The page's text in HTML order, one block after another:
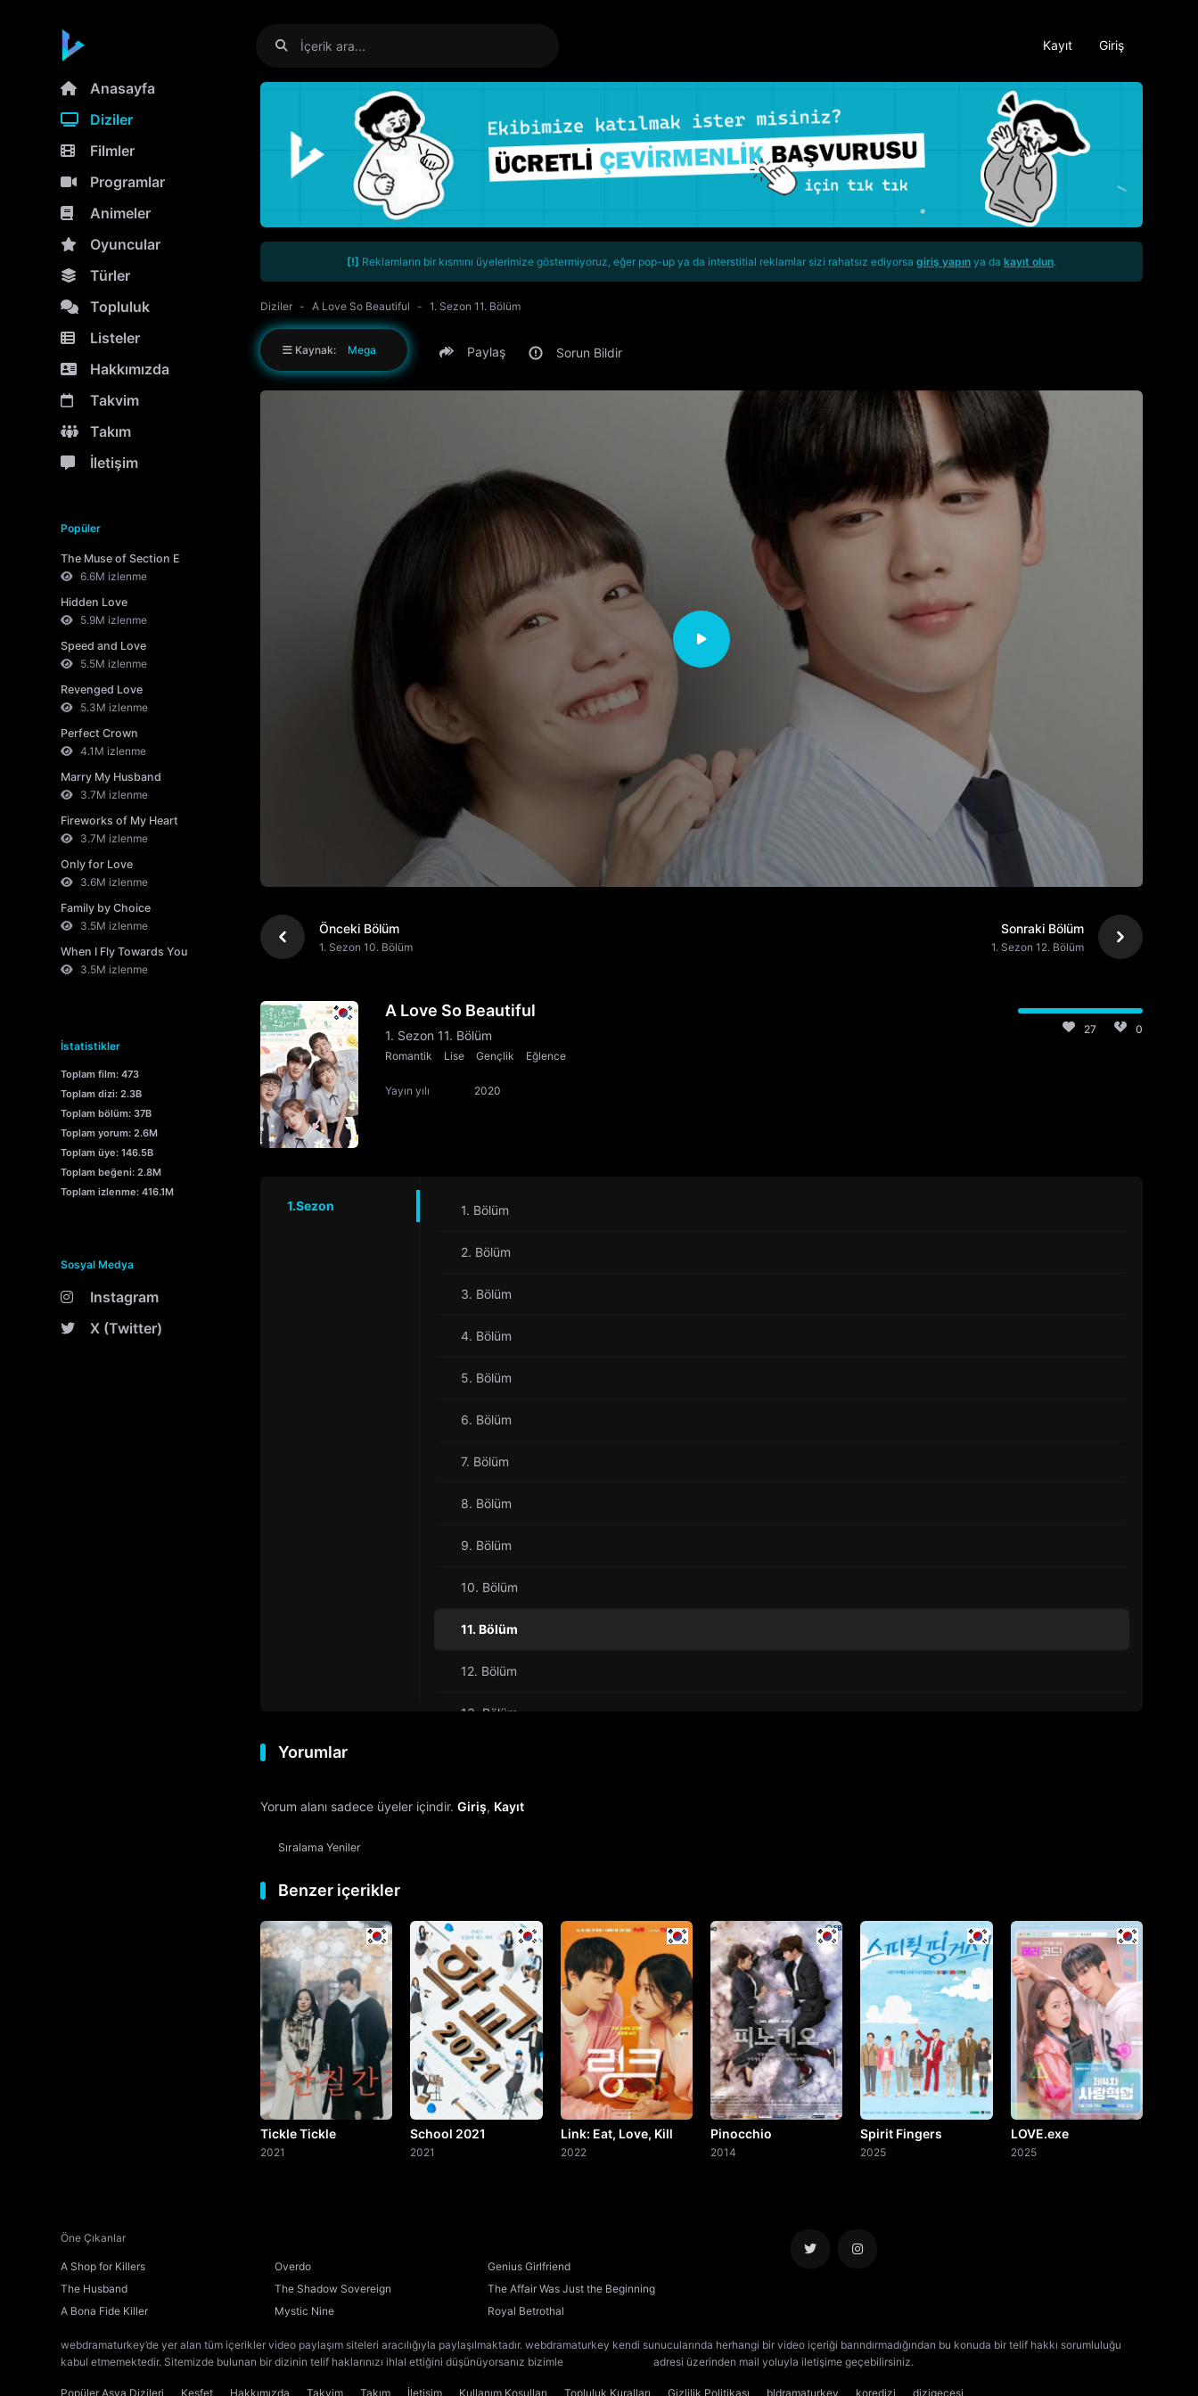
Kayıt Giriş
Anasayfa
Diziler
Filmler
Programlar
Animeler
Oyuncular
Türler
Topluluk
Listeler
Hakkımızda
Takvim
Takım
İletişim
Popüler
The Muse of Section E
6.6M izlenme
Hidden Love
5.9M izlenme
Speed and Love
5.5M izlenme
Revenged Love
5.3M izlenme
Perfect Crown
4.1M izlenme
Marry My Husband
3.7M izlenme
Fireworks of My Heart
3.7M izlenme
Only for Love
3.6M izlenme
Family by Choice
3.5M izlenme
When I Fly Towards You
3.5M izlenme
İstatistikler
Toplam film: 473
Toplam dizi: 2.3B
Toplam bölüm: 37B
Toplam yorum: 2.6M
Toplam üye: 146.5B
Toplam beğeni: 2.8M
Toplam izlenme: 416.1M
Sosyal Medya
Instagram
X (Twitter)
[!] Reklamların bir kısmını üyelerimize göstermiyoruz, eğer pop-up ya da interstitial reklamlar sizi rahatsız ediyorsa giriş yapın ya da kayıt olun.
Diziler A Love So Beautiful 1. Sezon 11. Bölüm
Kaynak: Mega Paylaş Sorun Bildir
Önceki Bölüm
1. Sezon 10. Bölüm
Sonraki Bölüm
1. Sezon 12. Bölüm
A Love So Beautiful
1. Sezon 11. Bölüm
Romantik Lise Gençlik Eğlence
Yayın yılı 2020
27 0
1.Sezon 1. Bölüm
2. Bölüm
3. Bölüm
4. Bölüm
5. Bölüm
6. Bölüm
7. Bölüm
8. Bölüm
9. Bölüm
10. Bölüm
11. Bölüm
12. Bölüm
13. Bölüm
18. Bölüm
19. Bölüm
20. Bölüm
21. Bölüm
22. Bölüm
23. Bölüm
Yorumlar
Yorum alanı sadece üyeler içindir. Giriş, Kayıt
Sıralama Yeniler
Benzer içerikler
Tickle Tickle
2021
School 2021
2021
Link: Eat, Love, Kill
2022
Pinocchio
2014
Spirit Fingers
2025
LOVE.exe
2025
Öne Çıkanlar
A Shop for Killers Overdo
Genius Girlfriend
The Husband
The Shadow Sovereign
The Affair Was Just the Beginning
A Bona Fide Killer
Mystic Nine Royal Betrothal
webdramaturkey’de yer alan tüm içerikler video paylaşım siteleri aracılığıyla paylaşılmaktadır. webdramaturkey kendi sunucularında herhangi bir video içeriği barındırmadığından bu konuda bir telif hakkı sorumluluğu
kabul etmemektedir. Sitemizde bulunan bir dizinin telif haklarınızı ihlal ettiğini düşünüyorsanız bizimle
adresi üzerinden mail yoluyla iletişime geçebilirsiniz.
Popüler Asya Dizileri Keşfet Hakkımızda Takvim Takım İletişim Kullanım Koşulları Topluluk Kuralları Gizlilik Politikası bldramaturkey koredizi dizigecesi